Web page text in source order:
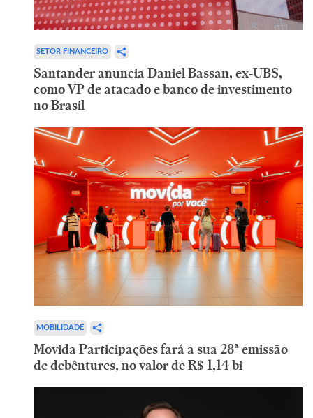
SETOR FINANCEIRO
Santander anuncia Daniel Bassan, ex-UBS,
como VP de atacado e banco de investimento
no Brasil
MOBILIDADE
Movida Participações fará a sua 28ª emissão
de debêntures, no valor de R$ 1,14 bi